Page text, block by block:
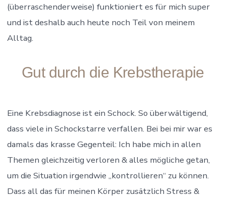
(überraschenderweise) funktioniert es für mich super
und ist deshalb auch heute noch Teil von meinem
Alltag.
Gut durch die Krebstherapie
Eine Krebsdiagnose ist ein Schock. So überwältigend,
dass viele in Schockstarre verfallen. Bei bei mir war es
damals das krasse Gegenteil: Ich habe mich in allen
Themen gleichzeitig verloren & alles mögliche getan,
um die Situation irgendwie „kontrollieren“ zu können.
Dass all das für meinen Körper zusätzlich Stress &